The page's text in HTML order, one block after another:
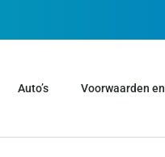
Auto’s Voorwaarden